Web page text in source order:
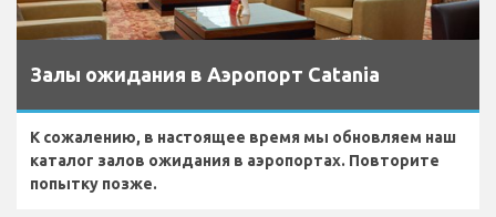
Залы ожидания в Аэропорт Catania
К сожалению, в настоящее время мы обновляем наш
каталог залов ожидания в аэропортах. Повторите
попытку позже.